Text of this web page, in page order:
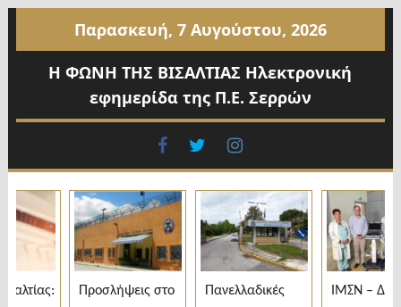
περιεχόμενο
Παρασκευή, 7 Αυγούστου, 2026
Η ΦΩΝΗ ΤΗΣ ΒΙΣΑΛΤΙΑΣ Ηλεκτρονική
εφημερίδα της Π.Ε. Σερρών
facebook
twitter
Προσλήψεις στο
Πανελλαδικές
ΙΜΣΝ –